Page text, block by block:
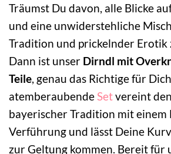
Träumst Du davon, alle Blicke
und eine unwiderstehliche
Tradition und prickelnder Erotik
Dann ist unser Dirndl mit
Teile , genau das Richtige für
atemberaubende Setvereint
bayerischer Tradition mit einem
Verführung und lässt Deine
zur Geltung kommen. Bereit für